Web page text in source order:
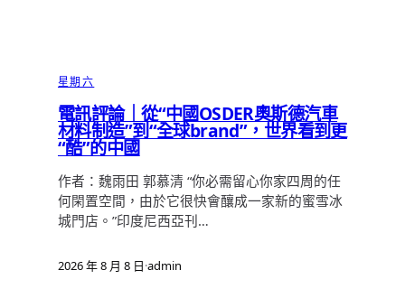
星期六
電訊評論｜從“中國OSDER奧斯德汽車
材料制造”到“全球brand”，世界看到更
“酷”的中國
作者：魏雨田 郭慕清 “你必需留心你家四周的任
何閑置空間，由於它很快會釀成一家新的蜜雪冰
城門店。”印度尼西亞刊…
2026 年 8 月 8 日·admin